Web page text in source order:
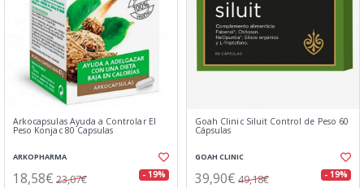
Arkocapsulas Ayuda a Controlar El
Peso Konjac 80 Capsulas
ARKOPHARMA
18,58€ 23,07€ - 19%
Goah Clinic Siluit Control de Peso 60
Cápsulas
GOAH CLINIC
39,90€ 49,18€ - 19%